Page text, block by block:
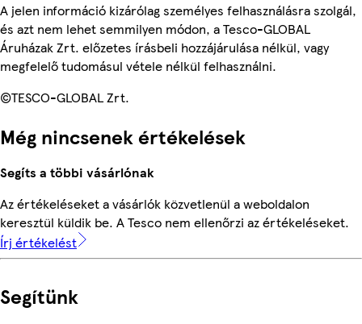
A jelen információ kizárólag személyes felhasználásra szolgál,
és azt nem lehet semmilyen módon, a Tesco-GLOBAL
Áruházak Zrt. előzetes írásbeli hozzájárulása nélkül, vagy
megfelelő tudomásul vétele nélkül felhasználni.
©TESCO-GLOBAL Zrt.
Még nincsenek értékelések
Segíts a többi vásárlónak
Az értékeléseket a vásárlók közvetlenül a weboldalon
keresztül küldik be. A Tesco nem ellenőrzi az értékeléseket.
Írj értékelést
Segítünk